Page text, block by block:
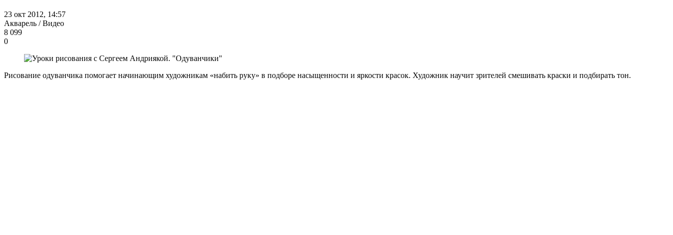
23 окт 2012, 14:57
Акварель / Видео
8 099
0
Рисование одуванчика помогает начинающим художникам «набить руку» в подборе насыщенности и яркости красок. Художник научит зрителей смешивать краски и подбирать тон.